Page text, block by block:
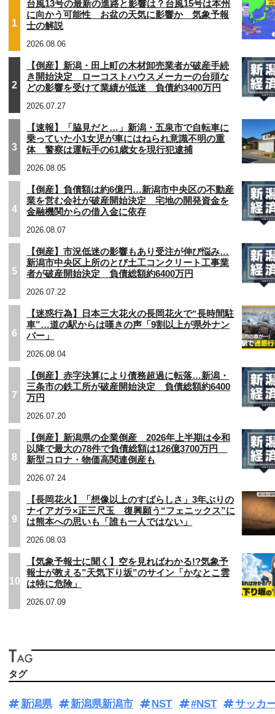
1
台風13号の最新の進路と影響は？台風15号は本州
に向かう可能性 お盆の天気に影響か 気象予報
士の解説
2026.08.06
2
【倒産】新潟・田上町の木材卸売業者が破産手続
き開始決定 ローコストハウスメーカーの台頭な
どの影響を受けて業績が低迷 負債約3400万円
2026.07.27
3
【速報】「脇見だと…」新潟・五泉市で自転車に
乗っていた小1女児が車にはねられ意識不明の重
体 警察は運転手の61歳女を現行犯逮捕
2026.08.05
4
【倒産】負債額は約6億円…新潟市中央区の不動産
業を営む会社が破産開始決定 宅地の開発資金を
金融機関からの借入金に依存
2026.08.07
5
【倒産】市況低迷の影響もあり受注が伸び悩み…
新潟市中央区上所のとび土工コンクリート工事業
者が破産開始決定 負債総額約6400万円
2026.07.22
6
【迷惑行為】日本三大花火の長岡花火で“長時間駐
車”…道の駅からは嘆きの声「9割以上が県外ナン
バー」
2026.08.04
7
【倒産】赤字決算により債務超過に転落…新潟・
三条市の鉄工所が破産開始決定 負債総額約6400
万円
2026.07.20
8
【倒産】新潟県の企業倒産 2026年上半期は令和
以降で最大の78件で負債総額は126億3700万円
新型コロナ・物価高関連倒産も
2026.07.24
9
【長岡花火】「想像以上のすばらしさ」3年ぶりの
ナイアガラ×正三尺玉 復興願う“フェニックス”に
は熊本への思いも「誰も一人ではない」
2026.08.03
10
【気象予報士に聞く】空を見ればわかる!?気象予
報士が教える”天気下り坂”のサイン「かなとこ雲
は特に危険」
2026.07.09
タグ
新潟県 新潟県新潟市 NST #NST
サッカ